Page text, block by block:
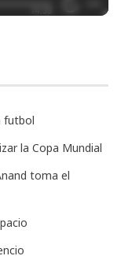
futbol
la Copa Mundial
toma el